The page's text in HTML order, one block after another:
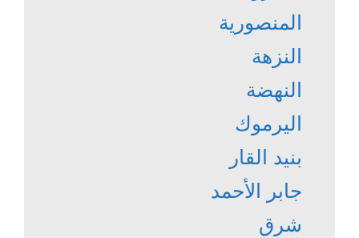
المنصورية
النزهة
النهضة
اليرموك
بنيد القار
جابر الأحمد
شرق